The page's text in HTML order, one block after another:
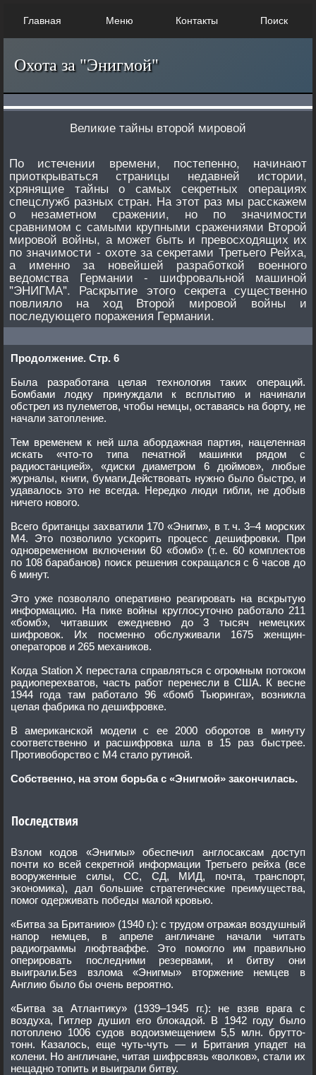
Главная Меню Контакты Поиск
Охота за "Энигмой"
Великие тайны второй мировой
По истечении времени, постепенно, начинают
приоткрываться страницы недавней истории,
хрянящие тайны о самых секретных операциях
спецслужб разных стран. На этот раз мы расскажем
о незаметном сражении, но по значимости
сравнимом с самыми крупными сражениями Второй
мировой войны, а может быть и превосходящих их
по значимости - охоте за секретами Третьего Рейха,
а именно за новейшей разработкой военного
ведомства Германии - шифровальной машиной
"ЭНИГМА". Раскрытие этого секрета существенно
повлияло на ход Второй мировой войны и
последующего поражения Германии.
Продолжение. Стр. 6
Была разработана целая технология таких операций.
Бомбами лодку принуждали к всплытию и начинали
обстрел из пулеметов, чтобы немцы, оставаясь на борту, не
начали затопление.
Тем временем к ней шла абордажная партия, нацеленная
искать «что-то типа печатной машинки рядом с
радиостанцией», «диски диаметром 6 дюймов», любые
журналы, книги, бумаги.Действовать нужно было быстро, и
удавалось это не всегда. Нередко люди гибли, не добыв
ничего нового.
Всего британцы захватили 170 «Энигм», в т. ч. 3–4 морских
М4. Это позволило ускорить процесс дешифровки. При
одновременном включении 60 «бомб» (т. е. 60 комплектов
по 108 барабанов) поиск решения сокращался с 6 часов до
6 минут.
Это уже позволяло оперативно реагировать на вскрытую
информацию. На пике войны круглосуточно работало 211
«бомб», читавших ежедневно до 3 тысяч немецких
шифровок. Их посменно обслуживали 1675 женщин-
операторов и 265 механиков.
Когда Station X перестала справляться с огромным потоком
радиоперехватов, часть работ перенесли в США. К весне
1944 года там работало 96 «бомб Тьюринга», возникла
целая фабрика по дешифровке.
В американской модели с ее 2000 оборотов в минуту
соответственно и расшифровка шла в 15 раз быстрее.
Противоборство с М4 стало рутиной.
Собственно, на этом борьба с «Энигмой» закончилась.
Последствия
Взлом кодов «Энигмы» обеспечил англосаксам доступ
почти ко всей секретной информации Третьего рейха (все
вооруженные силы, СС, СД, МИД, почта, транспорт,
экономика), дал большие стратегические преимущества,
помог одерживать победы малой кровью.
«Битва за Британию» (1940 г.): с трудом отражая воздушный
напор немцев, в апреле англичане начали читать
радиограммы люфтваффе. Это помогло им правильно
оперировать последними резервами, и битву они
выиграли.Без взлома «Энигмы» вторжение немцев в
Англию было бы очень вероятно.
«Битва за Атлантику» (1939–1945 гг.): не взяв врага с
воздуха, Гитлер душил его блокадой. В 1942 году было
потоплено 1006 судов водоизмещением 5,5 млн. брутто-
тонн. Казалось, еще чуть-чуть — и Британия упадет на
колени. Но англичане, читая шифрсвязь «волков», стали их
нещадно топить и выиграли битву.